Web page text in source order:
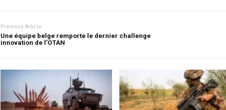
Previous Article
Une équipe belge remporte le dernier challenge
innovation de l’OTAN